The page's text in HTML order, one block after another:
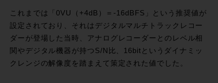
これまでは「0VU（+4dB）＝-16dBFS」という推奨値が
設定されており、それはデジタルマルチトラックレコー
ダーが登場した当時、アナログレコーダーとのレベル相
関やデジタル機器が持つS/N比、16bitというダイナミッ
クレンジの解像度を踏まえて策定された値でした。